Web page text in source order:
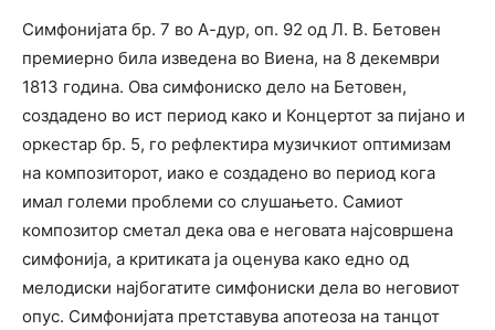
Симфонијата бр. 7 во А-дур, оп. 92 од Л. В. Бетовен
премиерно била изведена во Виена, на 8 декември
1813 година. Ова симфoниско дело на Бетовен,
создадено во ист период како и Концертот за пијано и
оркестар бр. 5, го рефлектира музичкиот оптимизам
на композиторот, иако е создадено во период кога
имал големи проблеми со слушањето. Самиот
композитор сметал дека ова е неговата најсовршена
симфонија, а критиката ја оценува како едно од
мелодиски најбогатите симфониски дела во неговиот
опус. Симфонијата претставува апотеоза на танцот